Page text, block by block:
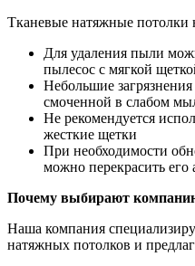
Тканевые натяжные потолки
Для удаления пыли
пылесос с мягкой
Небольшие
смоченной в слабом
Не рекомендуется
жесткие щетки
При необходимости
можно перекрасить
Почему выбирают
Наша компания
натяжных потолков и